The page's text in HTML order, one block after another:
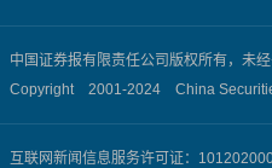
中国证券报有限责任公司版权所有，未
Copyright 2001-2024 China
互联网新闻信息服务许可证：